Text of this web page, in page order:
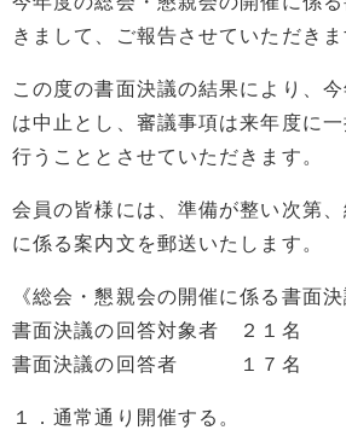
きまして、ご報告させていただきま
この度の書面決議の結果により、
は中止とし、審議事項は来年度に
行うこととさせていただきます。
会員の皆様には、準備が整い次第
に係る案内文を郵送いたします。
《総会・懇親会の開催に係る書面決
書面決議の回答対象者 ２１名
書面決議の回答者 １７名
１．通常通り開催する。